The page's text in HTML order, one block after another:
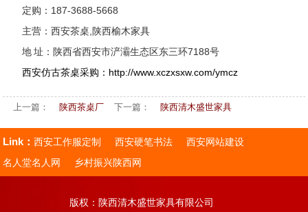
定购：187-3688-5668
主营：西安茶桌,陕西榆木家具
地 址：陕西省西安市浐灞生态区东三环7188号
西安仿古茶桌采购：http://www.xczxsxw.com/ymcz
上一篇： 陕西茶桌厂 下一篇： 陕西清木盛世家具
Link：西安工作服定制 西安硬笔书法
西安网站建设
名人堂名人网
乡村振兴陕西网
版权：陕西清木盛世家具有限公司